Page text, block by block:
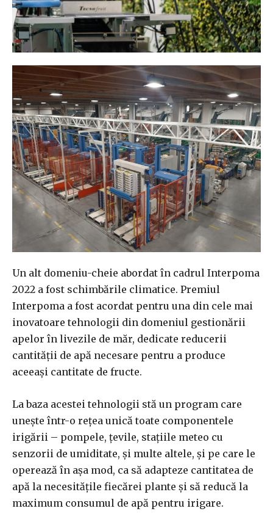
Un alt domeniu-cheie abordat în cadrul Interpoma
2022 a fost schimbările climatice. Premiul
Interpoma a fost acordat pentru una din cele mai
inovatoare tehnologii din domeniul gestionării
apelor în livezile de măr, dedicate reducerii
cantității de apă necesare pentru a produce
aceeași cantitate de fructe.
La baza acestei tehnologii stă un program care
unește într-o rețea unică toate componentele
irigării – pompele, țevile, stațiile meteo cu
senzorii de umiditate, și multe altele, și pe care le
operează în așa mod, ca să adapteze cantitatea de
apă la necesitățile fiecărei plante și să reducă la
maximum consumul de apă pentru irigare.